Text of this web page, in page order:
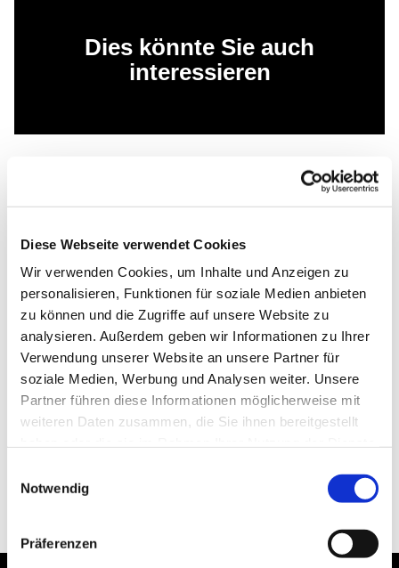
Diese Webseite verwendet Cookies
Wir verwenden Cookies, um Inhalte und Anzeigen zu
personalisieren, Funktionen für soziale Medien anbieten
zu können und die Zugriffe auf unsere Website zu
analysieren. Außerdem geben wir Informationen zu Ihrer
Verwendung unserer Website an unsere Partner für
soziale Medien, Werbung und Analysen weiter. Unsere
Partner führen diese Informationen möglicherweise mit
weiteren Daten zusammen, die Sie ihnen bereitgestellt
Notwendig
Präferenzen
Dies könnte Sie auch
interessieren